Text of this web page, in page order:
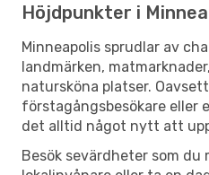
Höjdpunkter i
Minneapolis sprudlar av
landmärken,
natursköna platser.
förstagångsbesökare eller
det alltid något nytt att
Besök sevärdheter som du